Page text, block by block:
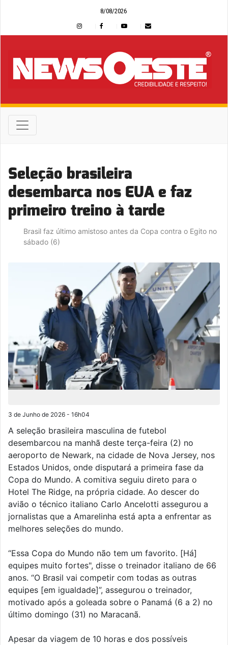
8/08/2026
Seleção brasileira
desembarca nos EUA e faz
primeiro treino à tarde
Brasil faz último amistoso antes da Copa contra o Egito no
sábado (6)
3 de Junho de 2026 - 16h04
A seleção brasileira masculina de futebol
desembarcou na manhã deste terça-feira (2) no
aeroporto de Newark, na cidade de Nova Jersey, nos
Estados Unidos, onde disputará a primeira fase da
Copa do Mundo. A comitiva seguiu direto para o
Hotel The Ridge, na própria cidade. Ao descer do
avião o técnico italiano Carlo Ancelotti assegurou a
jornalistas que a Amarelinha está apta a enfrentar as
melhores seleções do mundo.
“Essa Copa do Mundo não tem um favorito. [Há]
equipes muito fortes", disse o treinador italiano de 66
anos. “O Brasil vai competir com todas as outras
equipes [em igualdade]”, assegurou o treinador,
motivado após a goleada sobre o Panamá (6 a 2) no
último domingo (31) no Maracanã.
Apesar da viagem de 10 horas e dos possíveis